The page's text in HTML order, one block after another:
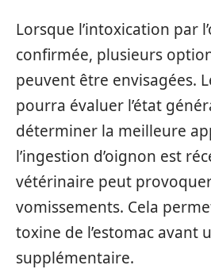
Lorsque l’intoxication par
confirmée, plusieurs
peuvent être envisagées.
pourra évaluer l’état
déterminer la meilleure
l’ingestion d’oignon est
vétérinaire peut
vomissements. Cela
toxine de l’estomac avant
supplémentaire.